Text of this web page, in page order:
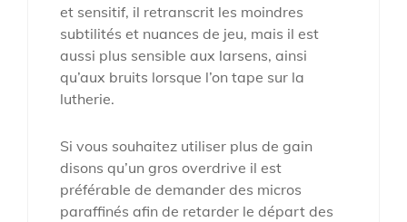
et sensitif, il retranscrit les moindres
subtilités et nuances de jeu, mais il est
aussi plus sensible aux larsens, ainsi
qu’aux bruits lorsque l’on tape sur la
lutherie.
Si vous souhaitez utiliser plus de gain
disons qu’un gros overdrive il est
préférable de demander des micros
paraffinés afin de retarder le départ des